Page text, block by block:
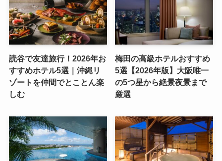
読谷で友達旅行！2026年お
すすめホテル5選｜沖縄リ
ゾートを仲間でとことん楽
しむ
梅田の高級ホテルおすすめ
5選【2026年版】大阪唯一
の5つ星から絶景夜景まで
厳選